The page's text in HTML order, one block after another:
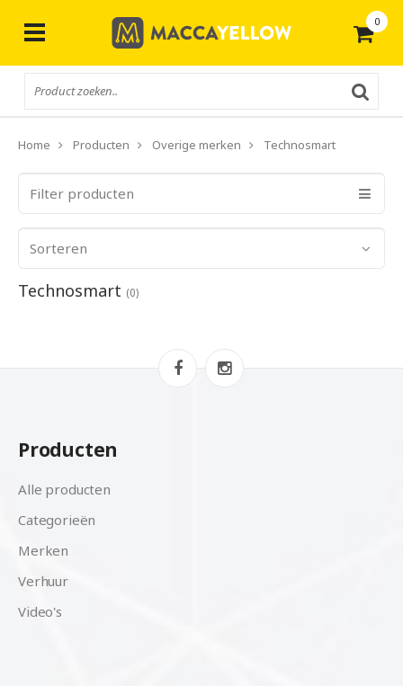
0
Home Producten Overige merken Technosmart
Filter producten
Sorteren
Technosmart (0)
Producten
Alle producten
Categorieën
Merken
Verhuur
Video's